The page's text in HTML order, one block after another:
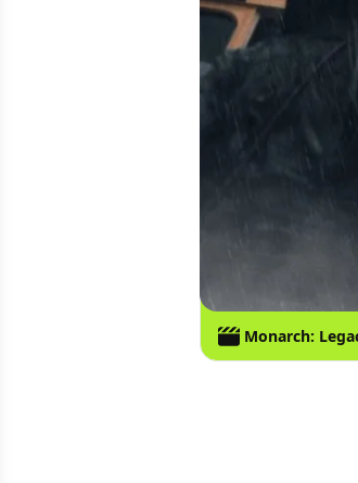
Monarch: